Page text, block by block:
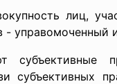
лиц,
- управомоченный
субъективных